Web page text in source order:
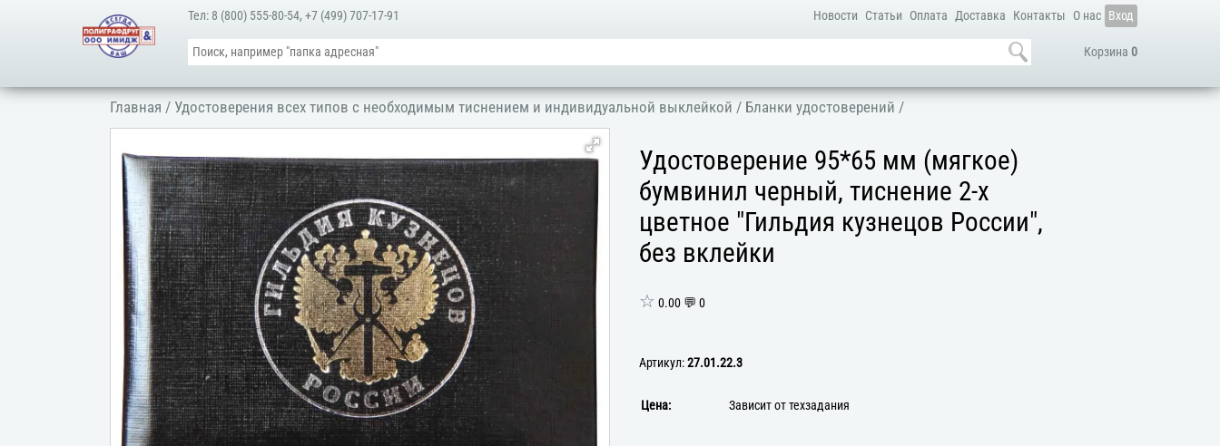
Новости Статьи Оплата Доставка Контакты О нас Вход
Корзина 0
Тел: 8 (800) 555-80-54,+7 (499) 707-17-91
Главная / Удостоверения всех типов с необходимым тиснением и индивидуальной выклейкой / Бланки удостоверений /
Удостоверение 95*65 мм (мягкое)
бумвинил черный, тиснение 2-х
цветное "Гильдия кузнецов России",
без вклейки
☆ 0.00 💬 0
Артикул:27.01.22.3
Цена: Зависит от техзадания